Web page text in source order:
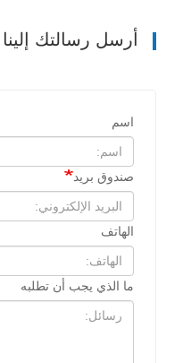
أرسل رسالتك إلينا
اسم
صندوق بريد
الهاتف
ما الذي يجب أن تطلبه